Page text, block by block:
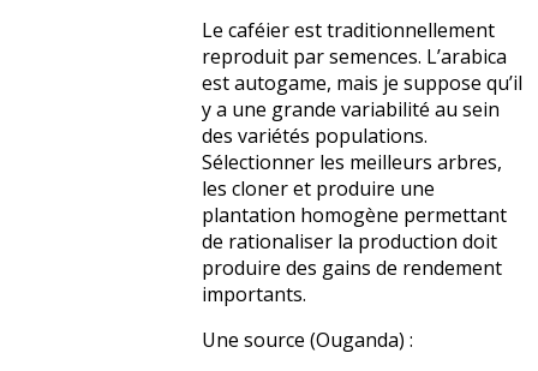
Le caféier est traditionnellement
reproduit par semences. L’arabica
est autogame, mais je suppose qu’il
y a une grande variabilité au sein
des variétés populations.
Sélectionner les meilleurs arbres,
les cloner et produire une
plantation homogène permettant
de rationaliser la production doit
produire des gains de rendement
importants.
Une source (Ouganda) :